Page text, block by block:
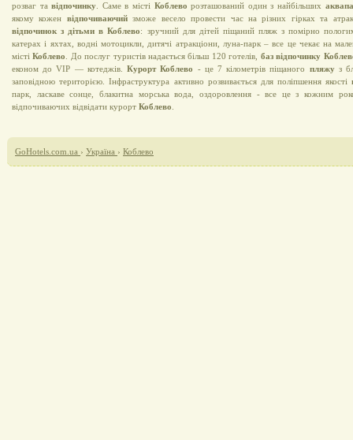
розваг тавідпочинку . Саме в місті Коблево розташований один з найбільших
якому кожен відпочиваючийзможе весело провести час на різних гірках та
відпочинок з дітьми в Коблево: зручний для дітей піщаний пляж з помірно
катерах і яхтах, водні мотоцикли, дитячі атракціони, луна-парк – все це чекає на
містіКоблево . До послуг туристів надається більш 120 готелів, баз відпочинку
економ до VIP — котеджів.Курорт Коблево - це 7 кілометрів піщаного пляжуз
заповідною територією. Інфраструктура активно розвивається для поліпшення якості
парк, ласкаве сонце, блакитна морська вода, оздоровлення - все це з кожним
відпочиваючих відвідати курорт Коблево
GoHotels.com.ua › Україна › Коблево